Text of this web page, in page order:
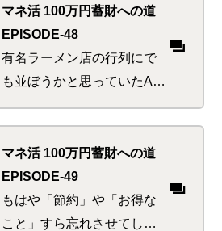
で縁深いI子は、逆にコスト
に鋭敏すぎる。そんな彼ら
を一度に魅了するおトクの
正体とは…
マネ活 100万円蓄財への道
EPISODE-48
有名ラーメン店の行列にで
も並ぼうかと思っていたA
子。友人からの急なSOSに
フットワーク軽く対応（暇
だから）したところ、そこ
には新生活のすべり出しに
しくじった人々の列が…
マネ活 100万円蓄財への道
EPISODE-49
もはや「節約」や「お得な
こと」すら忘れさせてしま